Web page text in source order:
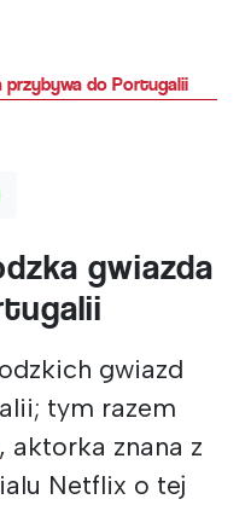
przybywa do Portugalii
gwiazda
gwiazd
tym razem
, aktorka znana z
Netflix o tej